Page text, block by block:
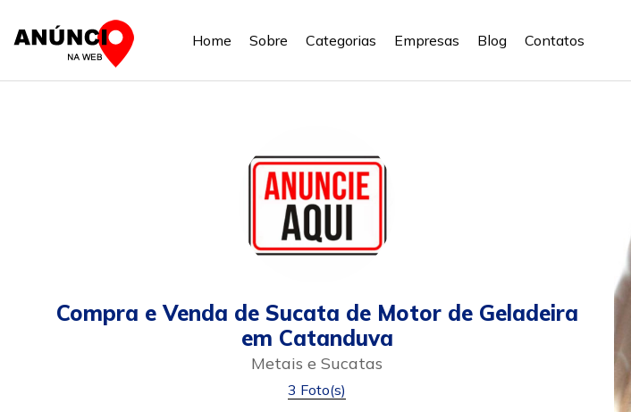
Home Sobre Categorias Empresas Blog Contatos
Compra e Venda de Sucata de Motor de Geladeira
em Catanduva
Metais e Sucatas
3 Foto(s)